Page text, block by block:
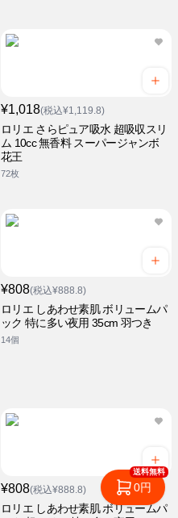
¥1,018(税込¥1,119.8)
ロリエ さらピュア吸水 超吸収スリ
ム 10cc 無香料 スーパージャンボ
花王
72枚
¥808(税込¥888.8)
ロリエ しあわせ素肌 ボリュームパ
ック 特に多い夜用 35cm 羽つき
14個
¥808(税込¥888.8)
ロリエ しあわせ素肌 ボリュームパ
送料無料
0円